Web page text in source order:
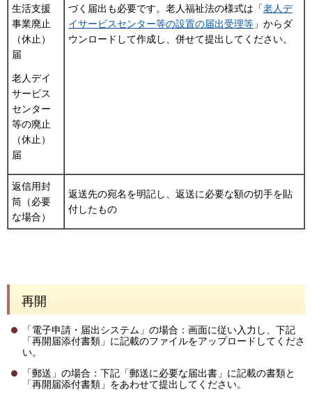
生活支援
事業廃止
（休止）
届
老人デイ
サービス
センター
等の廃止
（休止）
届
づく届出も必要です。老人福祉法の様式は「老人デ
イサービスセンター等の設置の届出受理等 」からダ
ウンロードして作成し、併せて提出してください。
返信用封
筒（必要
な場合）
返送先の宛名を明記し、返送に必要な額の切手を貼
付したもの
再開
「電子申請・届出システム」の場合：画面に従い入力し、下記
「再開届添付書類」に記載のファイルをアップロードしてくださ
い。
「郵送」の場合：下記「郵送に必要な届出書」に記載の書類と
「再開届添付書類」をあわせて提出してください。